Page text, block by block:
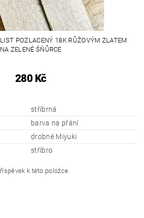
POZLACENÝ 18K RŮŽOVÝM ZLATEM
NA ZELENÉ ŠŇŮRCE
280 Kč
stříbrná
barva na přání
drobné Miyuki
stříbro
k této položce.